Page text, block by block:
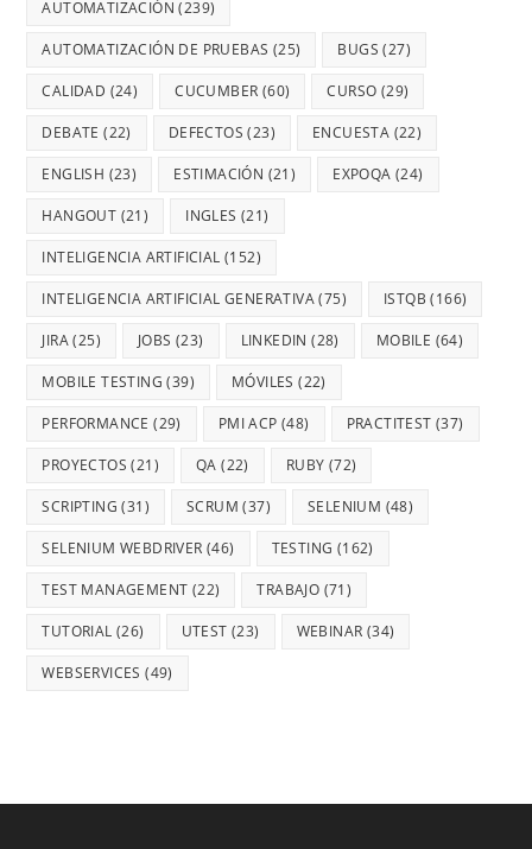
AUTOMATIZACIÓN (239)
AUTOMATIZACIÓN DE PRUEBAS (25) BUGS (27)
CALIDAD (24) CUCUMBER (60) CURSO (29)
DEBATE (22) DEFECTOS (23) ENCUESTA (22)
ENGLISH (23) ESTIMACIÓN (21) EXPOQA (24)
HANGOUT (21) INGLES (21)
INTELIGENCIA ARTIFICIAL (152)
INTELIGENCIA ARTIFICIAL GENERATIVA(75) ISTQB (166)
JIRA(25) JOBS (23) LINKEDIN (28) MOBILE (64)
MOBILE TESTING (39) MÓVILES (22)
PERFORMANCE (29) PMI ACP (48) PRACTITEST (37)
PROYECTOS (21) QA (22) RUBY (72)
SCRIPTING (31) SCRUM (37) SELENIUM (48)
SELENIUM WEBDRIVER (46) TESTING (162)
TEST MANAGEMENT (22) TRABAJO (71)
TUTORIAL (26) UTEST (23) WEBINAR (34)
WEBSERVICES (49)